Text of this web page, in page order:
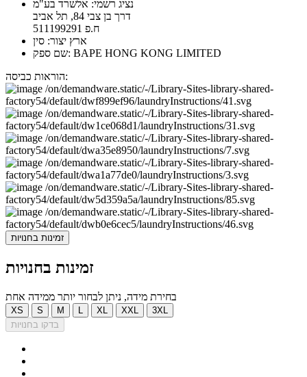
נציג רשמי: אלשרד בע"מ
דרך בן צבי 84, תל אביב
ח.פ 511199291
ארץ יצור: סין
שם ספק: BAPE HONG KONG LIMITED
הוראות כביסה:
זמינות בחנויות
זמינות בחנויות
בחירת מידה, ניתן לבחור יותר ממידה אחת
XS S M XL XXL
3XL
בדקו בחנויות